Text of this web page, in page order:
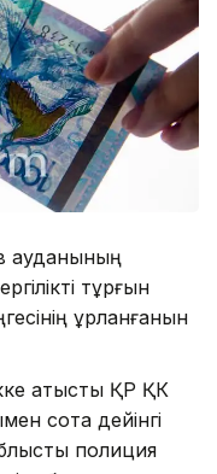
ауданының
тұрғын
ұрланғанын
қатысты ҚР ҚК
сотқа дейінгі
полиция